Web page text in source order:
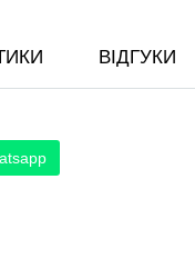
ВІДГУКИ